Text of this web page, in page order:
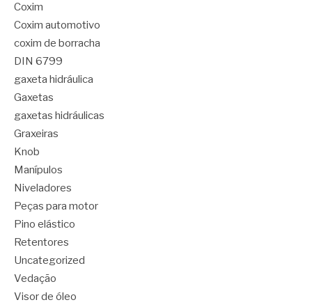
Coxim
Coxim automotivo
coxim de borracha
DIN 6799
gaxeta hidráulica
Gaxetas
gaxetas hidráulicas
Graxeiras
Knob
Manípulos
Niveladores
Peças para motor
Pino elástico
Retentores
Uncategorized
Vedação
Visor de óleo